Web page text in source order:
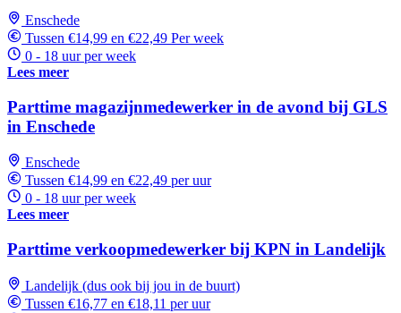
Enschede
Tussen €14,99 en €22,49 Per week
0 - 18 uur per week
Lees meer
Parttime magazijnmedewerker in de avond bij GLS
in Enschede
Enschede
Tussen €14,99 en €22,49 per uur
0 - 18 uur per week
Lees meer
Parttime verkoopmedewerker bij KPN in Landelijk
Landelijk (dus ook bij jou in de buurt)
Tussen €16,77 en €18,11 per uur